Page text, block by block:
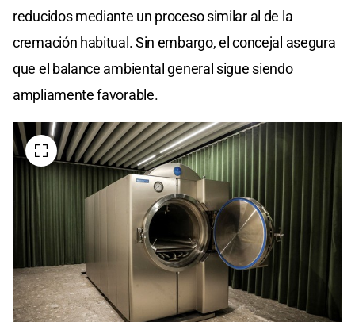
reducidos mediante un proceso similar al de la
cremación habitual. Sin embargo, el concejal asegura
que el balance ambiental general sigue siendo
ampliamente favorable.